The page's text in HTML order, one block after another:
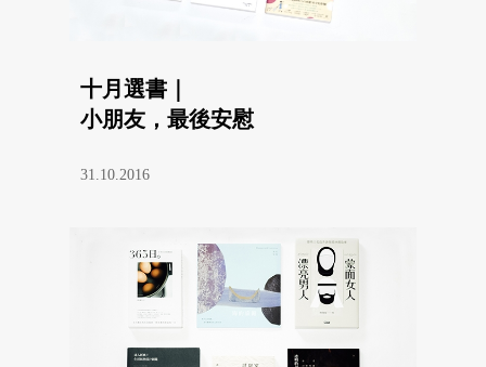
十月選書｜
小朋友，最後安慰
31.10.2016